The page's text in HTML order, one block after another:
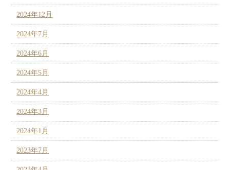
2024年12月
2024年7月
2024年6月
2024年5月
2024年4月
2024年3月
2024年1月
2023年7月